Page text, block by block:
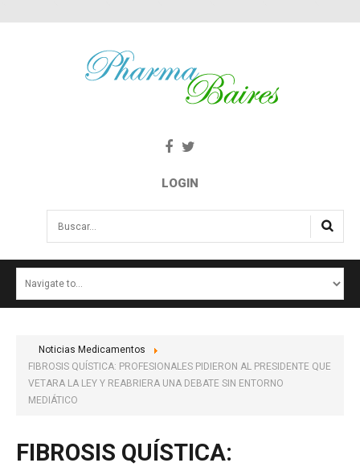
LOGIN
Buscar...
NOTICIAS
NOTICIAS MEDICAMENTOS
CONTACTO
Noticias Medicamentos
FIBROSIS QUÍSTICA: PROFESIONALES PIDIERON AL PRESIDENTE QUE
VETARA LA LEY Y REABRIERA UNA DEBATE SIN ENTORNO
MEDIÁTICO
FIBROSIS QUÍSTICA: